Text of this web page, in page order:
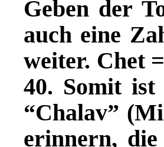
Geben der
auch eine
weiter. Chet
40. Somit ist
“Chalav”
erinnern,